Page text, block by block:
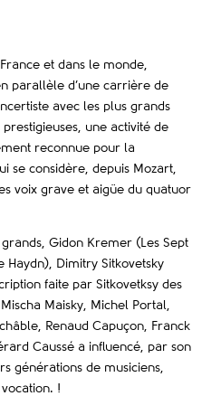
et dans le monde,
parallèle d’une carrière de
avec les plus grands
une activité de
reconnue pour la
se considère, depuis Mozart,
voix grave et aigüe du quatuor
Gidon Kremer (Les Sept
Haydn), Dimitry Sitkovetsky
faite par Sitkovetksy des
Maisky, Michel Portal,
Renaud Capuçon, Franck
Caussé a influencé, par son
générations de musiciens,
!